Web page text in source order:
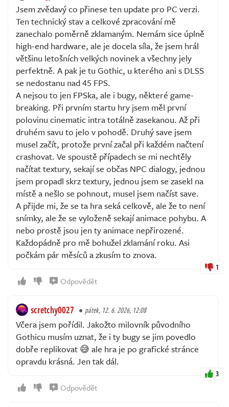
Jsem zvědavý co přinese ten update pro PC verzi.
Ten technický stav a celkové zpracování mě
zanechalo poměrně zklamaným. Nemám sice úplně
high-end hardware, ale je docela síla, že jsem hrál
většinu letošních velkých novinek a všechny jely
perfektně. A pak je tu Gothic, u kterého ani s DLSS
se nedostanu nad 45 FPS.
A nejsou to jen FPSka, ale i bugy, některé game-
breaking. Při prvním startu hry jsem měl první
polovinu cinematic intra totálně zasekanou. Až při
druhém savu to jelo v pohodě. Druhý save jsem
musel začít, protože první začal při každém načtení
crashovat. Ve spoustě případech se mi nechtěly
načítat textury, sekají se občas NPC dialogy, jednou
jsem propadl skrz textury, jednou jsem se zasekl na
místě a nešlo se pohnout, musel jsem načíst save.
A přijde mi, že se ta hra seká celkově, ale že to není
snímky, ale že se vyloženě sekají animace pohybu. A
nebo prostě jsou jen ty animace nepřirozené.
Každopádně pro mě bohužel zklamání roku. Asi
počkám pár měsíců a zkusím to znova.
1
Odpovědět
scretchy0027 pátek, 12. 6. 2026, 12:08
Včera jsem pořídil. Jakožto milovník původního
Gothicu musím uznat, že i ty bugy se jim povedlo
dobře replikovat 😅 ale hra je po grafické stránce
opravdu krásná. Jen tak dál.
3
Odpovědět